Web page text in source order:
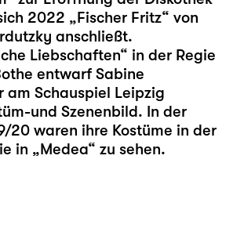
2022 „Fischer Fritz“ von
anschließt.
Liebschaften“ in der Regie
entwarf Sabine
am Schauspiel Leipzig
und Szenenbild. In der
20 waren ihre Kostüme in der
in „Medea“ zu sehen.